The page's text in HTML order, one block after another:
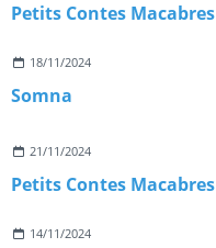
Petits Contes Macabres
18/11/2024
Somna
21/11/2024
Petits Contes Macabres
14/11/2024